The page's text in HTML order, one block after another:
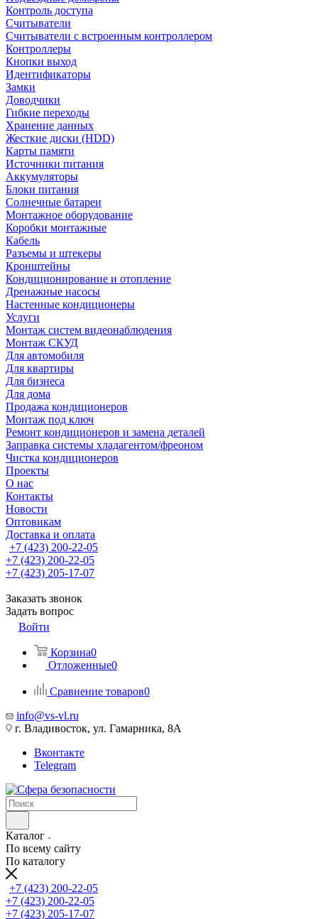
Контроль доступа
Считыватели
Считыватели с встроенным контроллером
Контроллеры
Кнопки выход
Идентификаторы
Замки
Доводчики
Гибкие переходы
Хранение данных
Жесткие диски (HDD)
Карты памяти
Источники питания
Аккумуляторы
Блоки питания
Солнечные батареи
Монтажное оборудование
Коробки монтажные
Кабель
Разъемы и штекеры
Кронштейны
Кондиционирование и отопление
Дренажные насосы
Настенные кондиционеры
Услуги
Монтаж систем видеонаблюдения
Монтаж СКУД
Для автомобиля
Для квартиры
Для бизнеса
Для дома
Продажа кондиционеров
Монтаж под ключ
Ремонт кондиционеров и замена деталей
Заправка системы хладагентом/фреоном
Чистка кондиционеров
Проекты
О нас
Контакты
Новости
Оптовикам
Доставка и оплата
+7 (423) 200-22-05
+7 (423) 200-22-05
+7 (423) 205-17-07
Заказать звонок
Задать вопрос
Войти
Корзина0
Отложенные0
Сравнение товаров0
info@vs-vl.ru
г. Владивосток, ул. Гамарника, 8А
Вконтакте
Telegram
Каталог
По всему сайту
По каталогу
+7 (423) 200-22-05
+7 (423) 200-22-05
+7 (423) 205-17-07